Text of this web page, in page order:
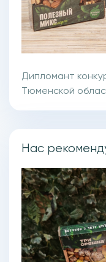
Дипломант
Тюменской
Нас